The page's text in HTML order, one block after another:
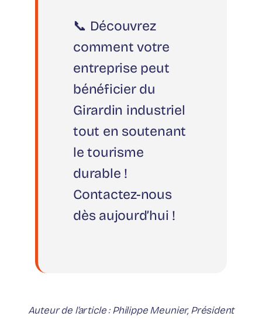
📞 Découvrez
comment votre
entreprise peut
bénéficier du
Girardin industriel
tout en soutenant
le tourisme
durable !
Contactez-nous
dès aujourd’hui !
Auteur de l’article : Philippe Meunier, Président